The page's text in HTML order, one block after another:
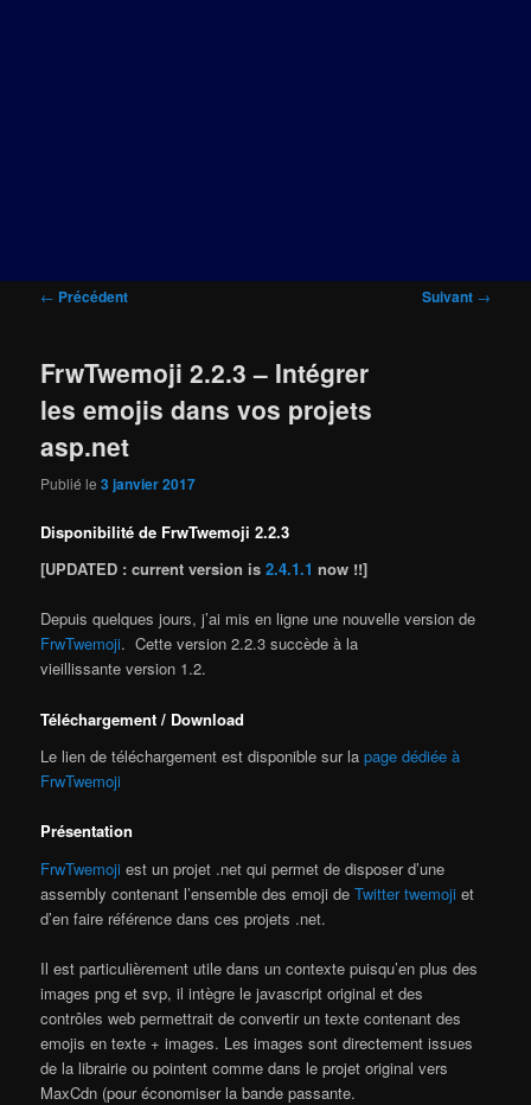
Navigation
← Précédent Suivant →
FrwTwemoji 2.2.3 – Intégrer
les emojis dans vos projets
asp.net
Publié le3 janvier 2017
Disponibilité de FrwTwemoji 2.2.3
[UPDATED : current version is2.4.1.1 now !!]
Depuis quelques jours, j’ai mis en ligne une nouvelle version de
FrwTwemoji. Cette version 2.2.3 succède à la
vieillissante version 1.2.
Téléchargement / Download
Le lien de téléchargement est disponible sur lapage dédiée à
FrwTwemoji
Présentation
FrwTwemoji est un projet .net qui permet de disposer d’une
assembly contenant l’ensemble des emoji deTwitter twemoji et
d’en faire référence dans ces projets .net.
Il est particulièrement utile dans un contexte puisqu’en plus des
images png et svp, il intègre le javascript original et des
contrôles web permettrait de convertir un texte contenant des
emojis en texte + images. Les images sont directement issues
de la librairie ou pointent comme dans le projet original vers
MaxCdn (pour économiser la bande passante.